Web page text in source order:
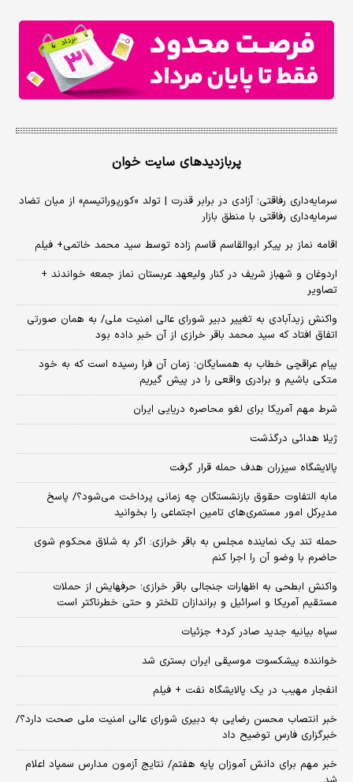
پربازدیدهای سایت خوان
سرمایه‌داری رفاقتی؛ آزادی در برابر قدرت | تولد «کورپوراتیسم» از میان تضاد
سرمایه‌داری رفاقتی با منطق بازار
اقامه نماز بر پیکر ابوالقاسم قاسم زاده توسط سید محمد خاتمی+ فیلم
اردوغان و شهباز شریف در کنار ولیعهد عربستان نماز جمعه خواندند +
تصاویر
واکنش زیدآبادی به تغییر دبیر شورای عالی امنیت ملی/ به همان صورتی
اتفاق افتاد که سید محمد باقر خرازی از آن خبر داده بود
پیام عراقچی خطاب به همسایگان؛ زمان آن فرا رسیده است که به خود
متکی باشیم و برادری واقعی را در پیش گیریم
شرط مهم آمریکا برای لغو محاصره دریایی ایران
ژیلا هدائی درگذشت
پالایشگاه سیزران هدف حمله قرار گرفت
مابه التفاوت حقوق بازنشستگان چه زمانی پرداخت می‌شود؟/ پاسخ
مدیرکل امور مستمری‌های تامین اجتماعی را بخوانید
حمله تند یک نماینده مجلس به باقر خرازی: اگر به شلاق محکوم شوی
حاضرم با وضو آن را اجرا کنم
واکنش ابطحی به اظهارات جنجالی باقر خرازی؛ حرفهایش از حملات
مستقیم آمریکا و اسرائیل و براندازان تلختر و حتی خطرناکتر است
سپاه بیانیه جدید صادر کرد+ جزئیات
خواننده پیشکسوت موسیقی ایران بستری شد
انفجار مهیب در یک پالایشگاه نفت + فیلم
خبر انتصاب محسن رضایی به دبیری شورای عالی امنیت ملی صحت دارد؟/
خبرگزاری فارس توضیح داد
خبر مهم برای دانش آموزان پایه هفتم/ نتایج آزمون مدارس سمپاد اعلام